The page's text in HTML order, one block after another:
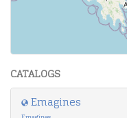
| Maps
CATALOGS
Emagines